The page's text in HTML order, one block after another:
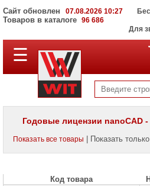
Сайт обновлен 07.08.2026 10:27
Товаров в каталоге 96 686
Для
ПОЛНЫЙ
КАТАЛОГ
Корпоративные
серверы
WIT
Системы
данных
☰
Годовые лицензии nanoCAD
Показать все товары | Показать
Код товара